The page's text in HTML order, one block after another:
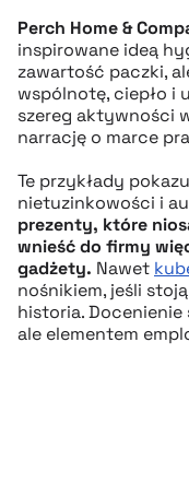
Perch Home &
inspirowane ideą
zawartość paczki,
wspólnotę, ciepło i
szereg aktywności
narrację o marce
Te przykłady
nietuzinkowości i
prezenty, które
wnieść do firmy
gadżety. Nawet
nośnikiem, jeśli
historia.
ale elementem